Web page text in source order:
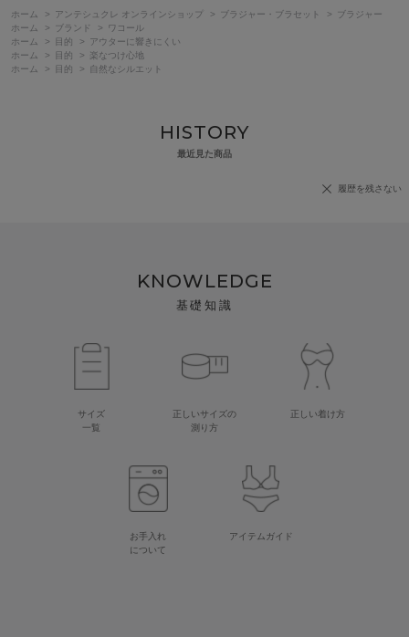
ホーム > アンテシュクレ オンラインショップ > ブラジャー・ブラセット >
ブラジャー
ホーム
> ブランド >
ワコール
ホーム
> 目的 >
アウターに響きにくい
ホーム
> 目的 >
楽なつけ心地
ホーム
> 目的 > 自然なシルエット
HISTORY
最近見た商品
履歴を残さない
KNOWLEDGE
基礎知識
サイズ
一覧
正しいサイズの
測り方
正しい着け方
お手入れ
について
アイテムガイド